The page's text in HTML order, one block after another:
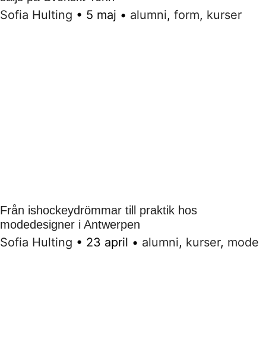
Sofia Hulting • 5 maj • alumni, form, kurser
Från ishockeydrömmar till praktik hos
modedesigner i Antwerpen
Sofia Hulting • 23 april • alumni, kurser, mode